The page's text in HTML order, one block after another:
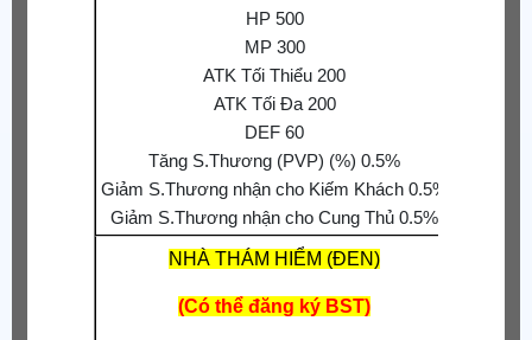
HP 500
MP 300
ATK Tối Thiểu 200
ATK Tối Đa 200
DEF 60
Tăng S.Thương (PVP) (%) 0.5%
Giảm S.Thương nhận cho Kiếm Khách 0.5%
Giảm S.Thương nhận cho Cung Thủ 0.5%
NHÀ THÁM HIỂM (ĐEN)
(Có thể đăng ký BST)